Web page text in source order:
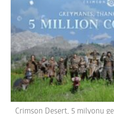
Crimson Desert, 5 milyonu